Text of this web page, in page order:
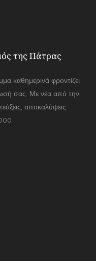
της Πάτρας
καθημερινά φροντίζει
σας. Με νέα από την
αποκαλύψεις.